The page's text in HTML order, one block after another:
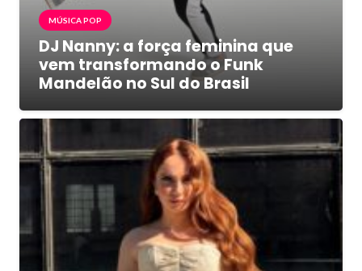
MÚSICA POP
DJ Nanny: a força feminina que
vem transformando o Funk
Mandelão no Sul do Brasil